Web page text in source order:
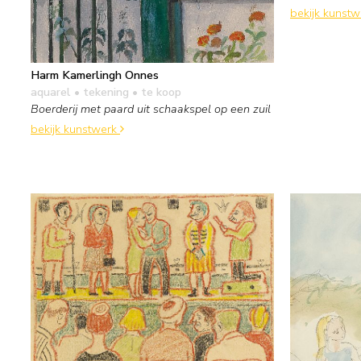
Harm Kamerlingh Onnes
aquarel • tekening • te koop
Boerderij met paard uit schaakspel op een zuil
bekijk kunstwerk
bekijk